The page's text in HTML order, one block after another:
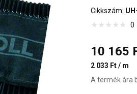
Cikkszám:
0
10 165
2 033 Ft / m
A termék ára